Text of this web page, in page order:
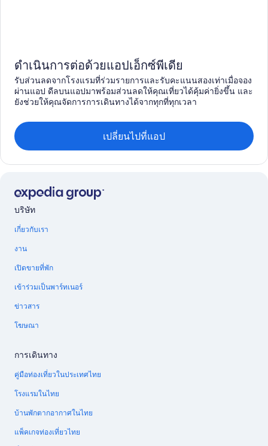
ดำเนินการต่อด้วยแอปเอ็กซ์พีเดีย
รับส่วนลดจากโรงแรมที่ร่วมรายการและรับคะแนนสองเท่าเมื่อจอง
ผ่านแอป ดีลบนแอปมาพร้อมส่วนลดให้คุณเที่ยวได้คุ้มค่ายิ่งขึ้น และ
ยังช่วยให้คุณจัดการการเดินทางได้จากทุกที่ทุกเวลา
เปลี่ยนไปที่แอป
บริษัท
เกี่ยวกับเรา
งาน
เปิดขายที่พัก
เข้าร่วมเป็นพาร์ทเนอร์
ข่าวสาร
โฆษณา
การเดินทาง
คู่มือท่องเที่ยวในประเทศไทย
โรงแรมในไทย
บ้านพักตากอากาศในไทย
แพ็คเกจท่องเที่ยวไทย